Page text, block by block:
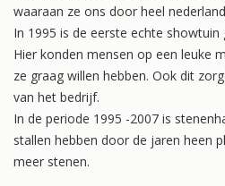
waaraan ze ons door heel
In 1995 is de eerste echte
Hier konden mensen op een leuke
ze graag willen hebben. Ook dit
van het bedrijf.
In de periode 1995 -2007 is
stallen hebben door de jaren heen
meer stenen.